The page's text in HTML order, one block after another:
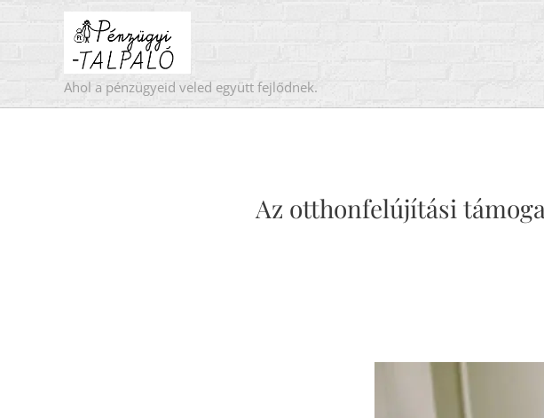
Ahol a pénzügyeid veled együtt fejlődnek.
Az otthonfelújítási